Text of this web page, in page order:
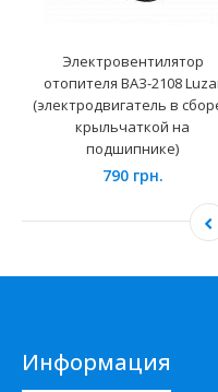
Электровентилятор
отопителя ВАЗ-2108
(электродвигатель в
крыльчаткой на
подшипнике)
790 грн.
Информация